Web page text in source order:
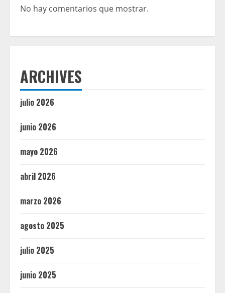
No hay comentarios que mostrar.
ARCHIVES
julio 2026
junio 2026
mayo 2026
abril 2026
marzo 2026
agosto 2025
julio 2025
junio 2025